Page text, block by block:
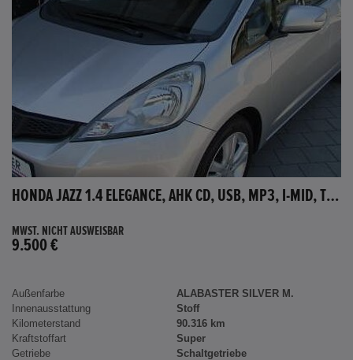
HONDA JAZZ 1.4 ELEGANCE, AHK CD, USB, MP3, I-MID, TEMPOMAT, AUX-IN
MWST. NICHT AUSWEISBAR
9.500 €
Außenfarbe
ALABASTER SILVER M.
Innenausstattung
Stoff
Kilometerstand
90.316 km
Kraftstoffart
Super
Getriebe
Schaltgetriebe